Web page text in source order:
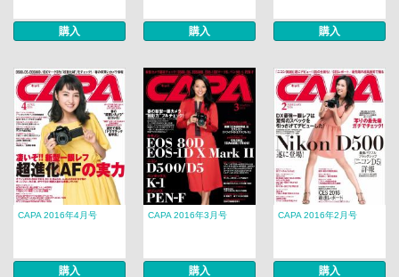
購入 購入 購入
CAPA 2016年4月号
購入
CAPA 2016年3月号
購入
CAPA 2016年2月号
購入